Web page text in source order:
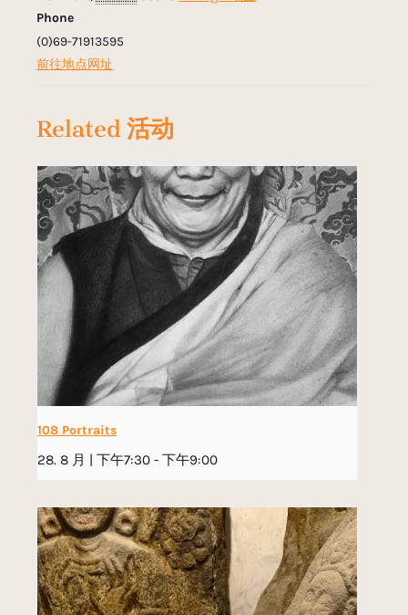
Phone
(0)69-71913595
前往地点网址
Related 活动
108 Portraits
28. 8 月 | 下午7:30 - 下午9:00